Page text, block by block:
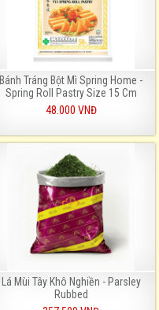
Bánh Tráng Bột Mì Spring Home -
Spring Roll Pastry Size 15 Cm
48.000 VNĐ
Lá Mùi Tây Khô Nghiền - Parsley
Rubbed